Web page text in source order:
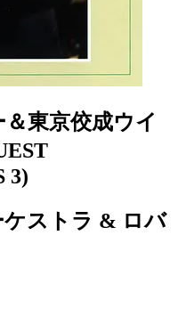
東京佼成ウイ
3)
ストラ & ロバ